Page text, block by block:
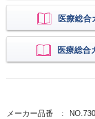
医療総合
医療総合
メーカー品番
NO.730